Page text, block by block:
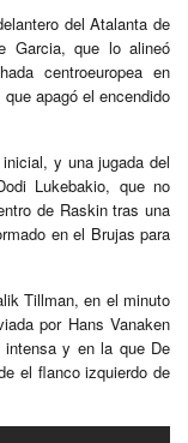
del Atalanta de
Garcia, que lo alineó
centroeuropea en
apagó el encendido
y una jugada del
Lukebakio, que no
de Raskin tras una
en el Brujas para
Tillman, en el minuto
por Hans Vanaken
y en la que De
el flanco izquierdo de